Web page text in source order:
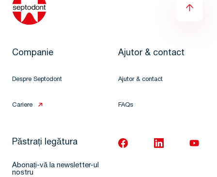
Companie
Despre Septodont
Cariere
Ajutor & contact
Ajutor & contact
FAQs
Păstrați legătura
Abonați-vă la newsletter-ul
nostru